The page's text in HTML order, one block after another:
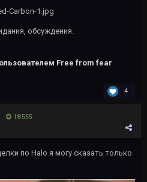
обсуждения.
Free from fear
4
18 555
по Halo я могу сказать только